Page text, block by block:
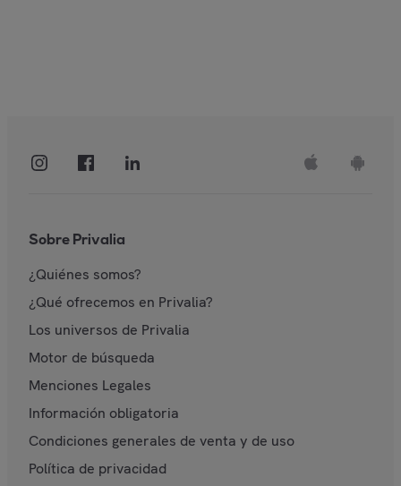
Sobre Privalia
¿Quiénes somos?
¿Qué ofrecemos en Privalia?
Los universos de Privalia
Motor de búsqueda
Menciones Legales
Información obligatoria
Condiciones generales de venta y de uso
Política de privacidad